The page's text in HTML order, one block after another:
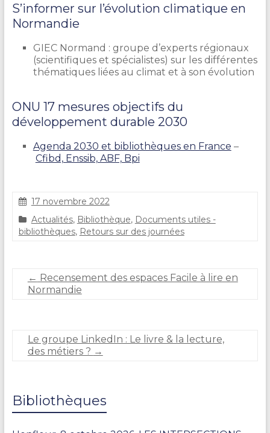
S’informer sur l’évolution climatique en
Normandie
GIEC Normand : groupe d’experts régionaux
(scientifiques et spécialistes) sur les différentes
thématiques liées au climat et à son évolution
ONU 17 mesures objectifs du
développement durable 2030
Agenda 2030 et bibliothèques en France –
Cfibd, Enssib, ABF, Bpi
C
l
a
17 novembre 2022
Actualités, Bibliothèque, Documents utiles -
bibliothèques, Retours sur des journées
← Recensement des espaces Facile à lire en
Normandie
Le groupe LinkedIn : Le livre & la lecture,
des métiers ? →
Bibliothèques